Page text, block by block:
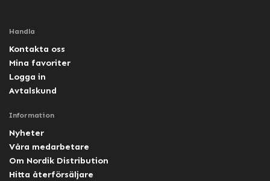
Handla
Kontakta oss
Mina favoriter
Logga in
Avtalskund
Information
Nyheter
Våra medarbetare
Om Nordik Distribution
Hitta återförsäljare